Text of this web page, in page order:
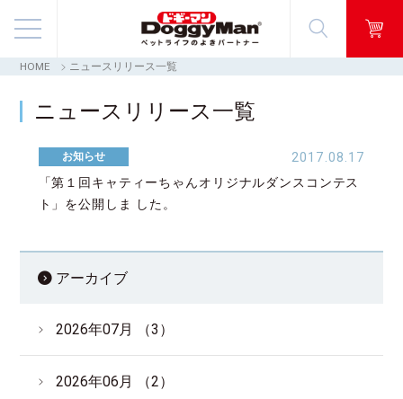
知る・楽しむ
会社情報
採用情報
HOME ニュースリリース一覧
ニュースリリース一覧
お知らせ
2017.08.17
「第１回キャティーちゃんオリジナルダンスコンテス
ト」を公開しま した。
アーカイブ
2026年07月 （3）
2026年06月 （2）